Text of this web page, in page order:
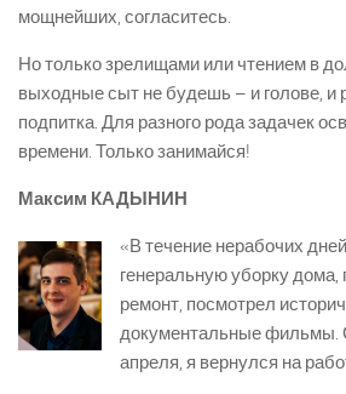
мощнейших, согласитесь.
Но только зрелищами или чтением в
выходные сыт не будешь – и голове, и
подпитка. Для разного рода задачек
времени. Только занимайся!
Максим КАДЫНИН
«В течение нерабочих
генеральную уборку дома,
ремонт, посмотрел
документальные фильмы.
апреля, я вернулся на